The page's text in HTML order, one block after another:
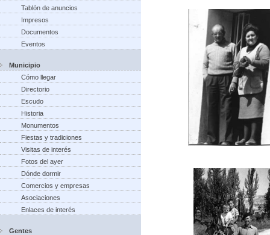
Tablón de anuncios
Impresos
Documentos
Eventos
Municipio
Cómo llegar
Directorio
Escudo
Historia
Monumentos
Fiestas y tradiciones
Visitas de interés
Fotos del ayer
Dónde dormir
Comercios y empresas
Asociaciones
Enlaces de interés
Gentes